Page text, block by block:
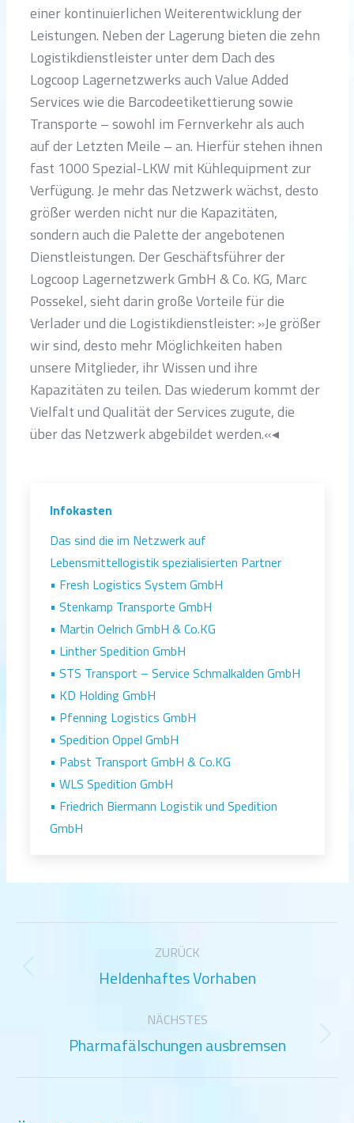
einer kontinuierlichen Weiterentwicklung der
Leistungen. Neben der Lagerung bieten die zehn
Logistikdienstleister unter dem Dach des
Logcoop Lagernetzwerks auch Value Added
Services wie die Barcodeetikettierung sowie
Transporte – sowohl im Fernverkehr als auch
auf der Letzten Meile – an. Hierfür stehen ihnen
fast 1000 Spezial-LKW mit Kühlequipment zur
Verfügung. Je mehr das Netzwerk wächst, desto
größer werden nicht nur die Kapazitäten,
sondern auch die Palette der angebotenen
Dienstleistungen. Der Geschäftsführer der
Logcoop Lagernetzwerk GmbH & Co. KG, Marc
Possekel, sieht darin große Vorteile für die
Verlader und die Logistikdienstleister: »Je größer
wir sind, desto mehr Möglichkeiten haben
unsere Mitglieder, ihr Wissen und ihre
Kapazitäten zu teilen. Das wiederum kommt der
Vielfalt und Qualität der Services zugute, die
über das Netzwerk abgebildet werden.«◂
Infokasten
Das sind die im Netzwerk auf
Lebensmittellogistik spezialisierten Partner
• Fresh Logistics System GmbH
• Stenkamp Transporte GmbH
• Martin Oelrich GmbH & Co.KG
• Linther Spedition GmbH
• STS Transport – Service Schmalkalden GmbH
• KD Holding GmbH
• Pfenning Logistics GmbH
• Spedition Oppel GmbH
• Pabst Transport GmbH & Co.KG
• WLS Spedition GmbH
• Friedrich Biermann Logistik und Spedition
GmbH
Kommentarnavigation
ZURÜCK
Vorheriger
Heldenhaftes Vorhaben
NÄCHSTES
Nächster
Pharmafälschungen ausbremsen